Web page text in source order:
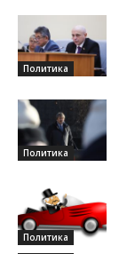
Политика
Политика
Политика